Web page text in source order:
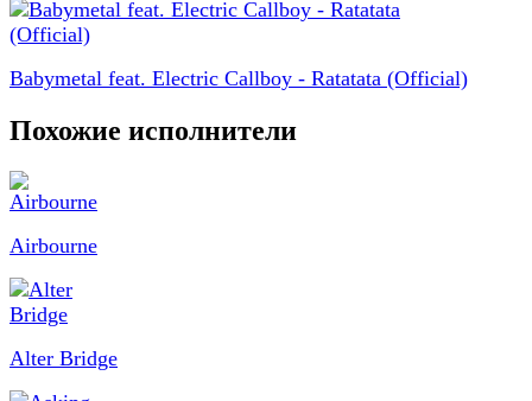
Babymetal feat. Electric Callboy - Ratatata (Official)
Похожие исполнители
Airbourne
Alter Bridge